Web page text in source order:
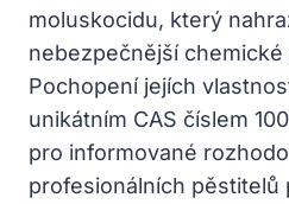
moluskocidu, který
nebezpečnější chemické
Pochopení jejích
unikátním CAS číslem
pro informované
profesionálních pěstitelů